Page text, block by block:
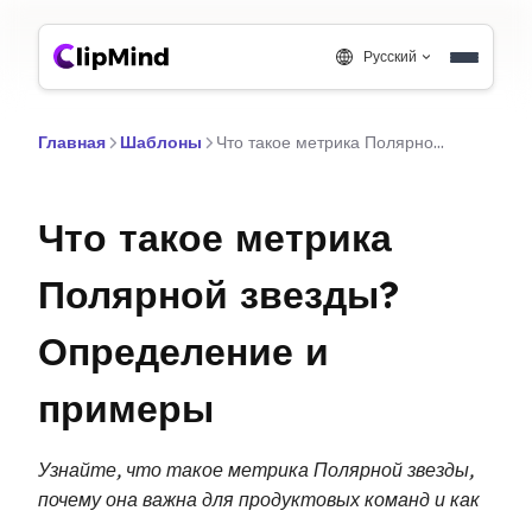
Русский
Главная Шаблоны Что такое метрика Полярной звезды? Определение и примеры
Что такое метрика
Полярной звезды?
Определение и
примеры
Узнайте, что такое метрика Полярной звезды,
почему она важна для продуктовых команд и как